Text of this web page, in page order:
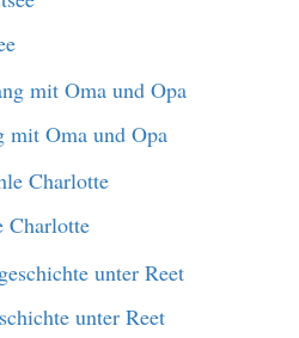
mit Oma und Opa
unter Reet